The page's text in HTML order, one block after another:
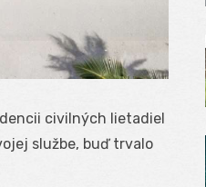
civilných lietadiel
službe, buď trvalo